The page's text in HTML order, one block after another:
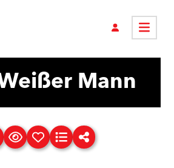
Mann